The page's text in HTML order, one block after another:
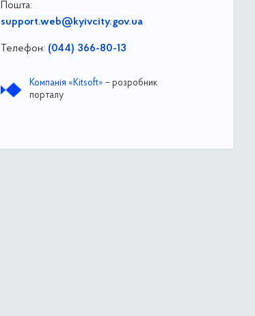
Пошта:
support.web@kyivcity.gov.ua
Телефон: (044) 366-80-13
Компанія «Kitsoft» – розробник
порталу